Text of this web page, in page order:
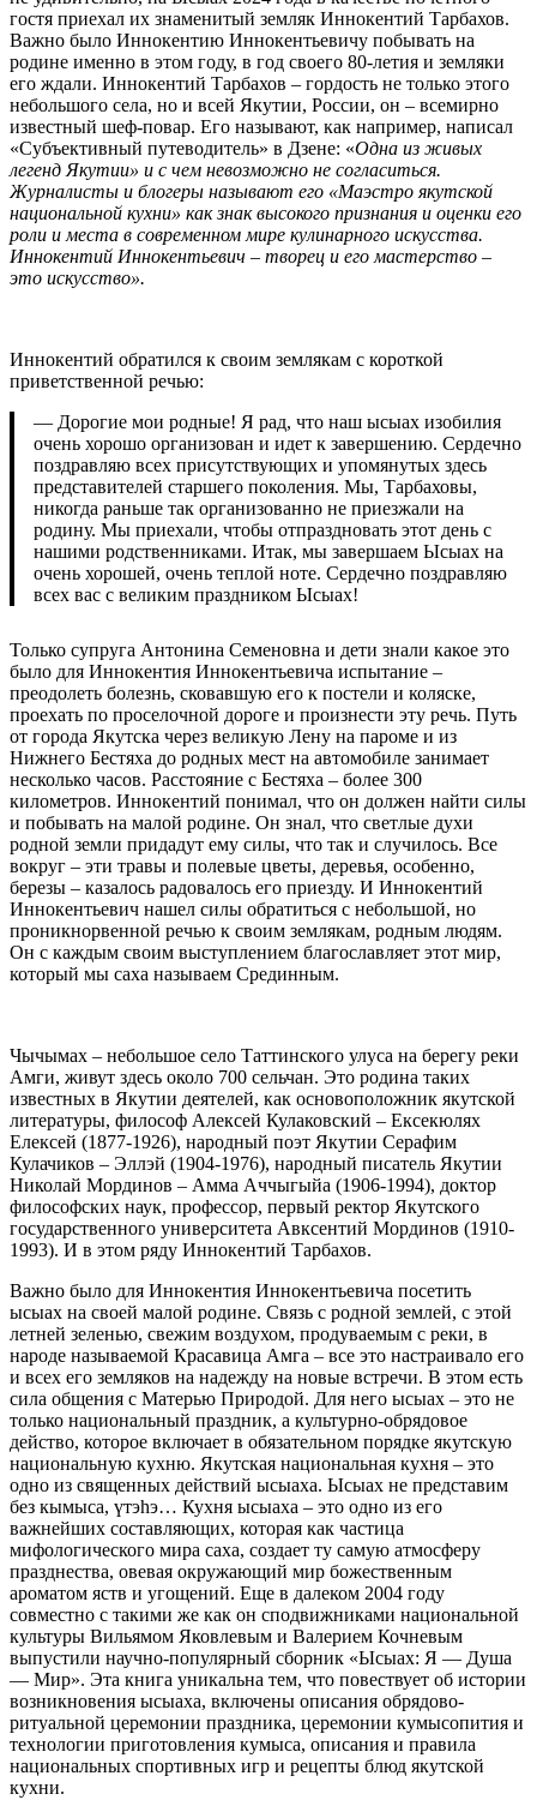
гостя приехал их знаменитый земляк Иннокентий Тарбахов.
Важно было Иннокентию Иннокентьевичу побывать на
родине именно в этом году, в год своего 80-летия и земляки
его ждали. Иннокентий Тарбахов – гордость не только этого
небольшого села, но и всей Якутии, России, он – всемирно
известный шеф-повар. Его называют, как например, написал
«Субъективный путеводитель» в Дзене: «Одна из живых
легенд Якутии» и с чем невозможно не согласиться.
Журналисты и блогеры называют его «Маэстро якутской
национальной кухни» как знак высокого признания и оценки его
роли и места в современном мире кулинарного искусства.
Иннокентий Иннокентьевич – творец и его мастерство –
это искусство».
Иннокентий обратился к своим землякам с короткой
приветственной речью:
— Дорогие мои родные! Я рад, что наш ысыах изобилия
очень хорошо организован и идет к завершению. Сердечно
поздравляю всех присутствующих и упомянутых здесь
представителей старшего поколения. Мы, Тарбаховы,
никогда раньше так организованно не приезжали на
родину. Мы приехали, чтобы отпраздновать этот день с
нашими родственниками. Итак, мы завершаем Ысыах на
очень хорошей, очень теплой ноте. Сердечно поздравляю
всех вас с великим праздником Ысыах!
Только супруга Антонина Семеновна и дети знали какое это
было для Иннокентия Иннокентьевича испытание –
преодолеть болезнь, сковавшую его к постели и коляске,
проехать по проселочной дороге и произнести эту речь. Путь
от города Якутска через великую Лену на пароме и из
Нижнего Бестяха до родных мест на автомобиле занимает
несколько часов. Расстояние с Бестяха – более 300
километров. Иннокентий понимал, что он должен найти силы
и побывать на малой родине. Он знал, что светлые духи
родной земли придадут ему силы, что так и случилось. Все
вокруг – эти травы и полевые цветы, деревья, особенно,
березы – казалось радовалось его приезду. И Иннокентий
Иннокентьевич нашел силы обратиться с небольшой, но
проникнорвенной речью к своим землякам, родным людям.
Он с каждым своим выступлением благославляет этот мир,
который мы саха называем Срединным.
Чычымах – небольшое село Таттинского улуса на берегу реки
Амги, живут здесь около 700 сельчан. Это родина таких
известных в Якутии деятелей, как основоположник якутской
литературы, философ Алексей Кулаковский – Ексекюлях
Елексей (1877-1926), народный поэт Якутии Серафим
Кулачиков – Эллэй (1904-1976), народный писатель Якутии
Николай Мординов – Амма Аччыгыйа (1906-1994), доктор
философских наук, профессор, первый ректор Якутского
государственного университета Авксентий Мординов (1910-
1993). И в этом ряду Иннокентий Тарбахов.
Важно было для Иннокентия Иннокентьевича посетить
ысыах на своей малой родине. Связь с родной землей, с этой
летней зеленью, свежим воздухом, продуваемым с реки, в
народе называемой Красавица Амга – все это настраивало его
и всех его земляков на надежду на новые встречи. В этом есть
сила общения с Матерью Природой. Для него ысыах – это не
только национальный праздник, а культурно-обрядовое
действо, которое включает в обязательном порядке якутскую
национальную кухню. Якутская национальная кухня – это
одно из священных действий ысыаха. Ысыах не представим
без кымыса, үтэһэ… Кухня ысыаха – это одно из его
важнейших составляющих, которая как частица
мифологического мира саха, создает ту самую атмосферу
празднества, овевая окружающий мир божественным
ароматом яств и угощений. Еще в далеком 2004 году
совместно с такими же как он сподвижниками национальной
культуры Вильямом Яковлевым и Валерием Кочневым
выпустили научно-популярный сборник «Ысыах: Я — Душа
— Мир». Эта книга уникальна тем, что повествует об истории
возникновения ысыаха, включены описания обрядово-
ритуальной церемонии праздника, церемонии кумысопития и
технологии приготовления кумыса, описания и правила
национальных спортивных игр и рецепты блюд якутской
кухни.